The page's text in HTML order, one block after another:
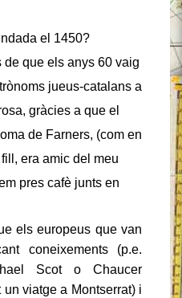
el 1450?
que els anys 60 vaig
jueus-catalans a
gràcies a que el
de Farners, (com en
era amic del meu
pres cafè junts en
els europeus que van
coneixements (p.e.
Scot o Chaucer
viatge a Montserrat) i